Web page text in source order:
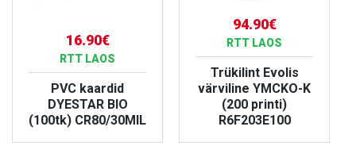
16.90€
RTT LAOS
PVC kaardid
DYESTAR BIO
(100tk) CR80/30MIL
94.90€
RTT LAOS
Trükilint Evolis
värviline YMCKO-K
(200 printi)
R6F203E100